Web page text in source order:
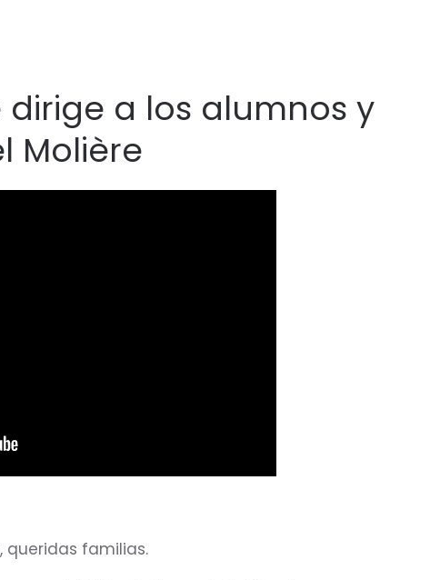
dirige a los alumnos y
Molière
queridas familias.